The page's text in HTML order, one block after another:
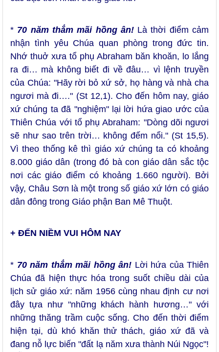
* 70 năm thắm mãi hồng ân!Là thời điểm cảm
nhận tình yêu Chúa quan phòng trong đức tin.
Nhớ thuở xưa tổ phụ Abraham băn khoăn, lo lắng
ra đi… mà không biết đi về đâu… vì lệnh truyền
của Chúa: "Hãy rời bỏ xứ sở, họ hàng và nhà cha
ngươi mà đi…." (St 12,1). Cho đến hôm nay, giáo
xứ chúng ta đã "nghiệm" lại lời hứa giao ước của
Thiên Chúa với tổ phụ Abraham: "Dòng dõi ngươi
sẽ như sao trên trời… không đếm nổi." (St 15,5).
Vì theo thống kê thì giáo xứ chúng ta có khoảng
8.000 giáo dân (trong đó bà con giáo dân sắc tộc
nơi các giáo điểm có khoảng 1.660 người). Bởi
vậy, Châu Sơn là một trong số giáo xứ lớn có giáo
dân đông trong Giáo phận Ban Mê Thuột.
+ ĐẾN NIỀM VUI HÔM NAY
* 70 năm thắm mãi hồng ân! Lời hứa của Thiên
Chúa đã hiện thực hóa trong suốt chiều dài của
lịch sử giáo xứ: năm 1956 cùng nhau định cư nơi
đây tựa như "những khách hành hương…" với
những thăng trầm cuộc sống. Cho đến thời điểm
hiện tại, dù khó khăn thử thách, giáo xứ đã và
đang nỗ lực biến "đất lạ năm xưa thành Núi Ngọc"!